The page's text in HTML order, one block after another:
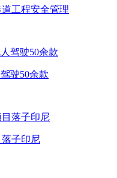
工程安全管理
驶50余款
子印尼